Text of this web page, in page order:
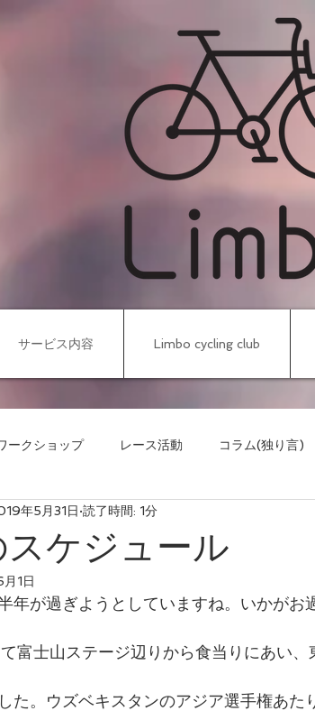
サービス内容 Limbo cycling club
ークショップ レース活動 コラム(独り言)
スケジュール
年5月31日 読了時間: 1分
1日
年が過ぎようとしていますね。いかがお
富士山ステージ辺りから食当りにあい
た。ウズベキスタンのアジア選手権あ